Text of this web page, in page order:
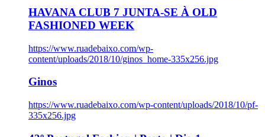
HAVANA CLUB 7 JUNTA-SE À OLD
FASHIONED WEEK
https://www.ruadebaixo.com/wp-
content/uploads/2018/10/ginos_home-335x256.jpg
Ginos
https://www.ruadebaixo.com/wp-content/uploads/2018/10/pf-
335x256.jpg